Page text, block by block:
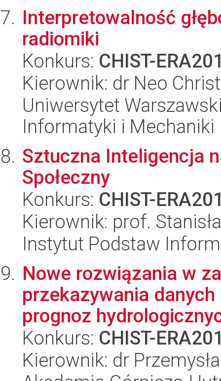
Interpretowalność
radiomiki
Konkurs: CHIST-
Kierownik: dr Neo
Uniwersytet
Informatyki i Mechaniki
Sztuczna Inteligencja
Społeczny
Konkurs: CHIST-
Kierownik: prof.
Instytut Podstaw
Nowe rozwiązania w
przekazywania
prognoz
Konkurs: CHIST-
Kierownik: dr